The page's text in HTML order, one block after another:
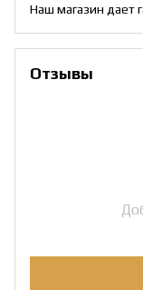
Наш магазин дает
Отзывы